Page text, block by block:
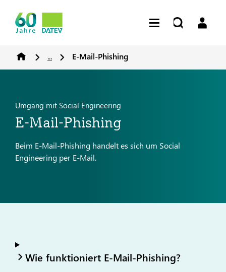
... E-Mail-Phishing
Umgang mit Social Engineering
E-Mail-Phishing
Beim E-Mail-Phishing handelt es sich um Social
Engineering per E-Mail.
Wie funktioniert E-Mail-Phishing?